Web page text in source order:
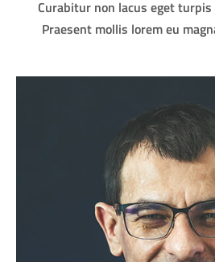
Curabitur non lacus eget
Praesent mollis lorem eu